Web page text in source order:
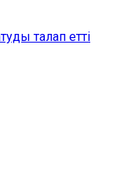
талап етті